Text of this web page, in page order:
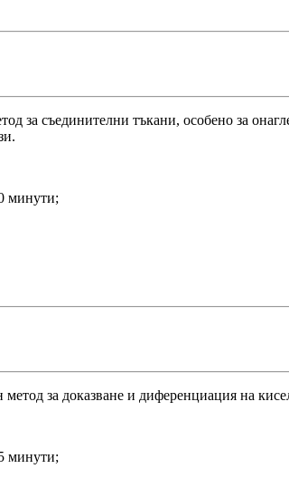
за съединителни тъкани, особено за
минути;
метод за доказване и диференциация на
минути;